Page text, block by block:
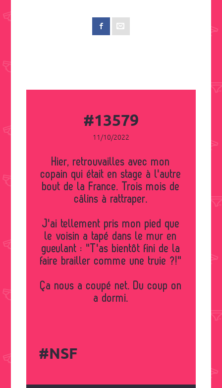
#13579
11/10/2022
Hier, retrouvailles avec mon
copain qui était en stage à l'autre
bout de la France. Trois mois de
câlins à rattraper.
J'ai tellement pris mon pied que
le voisin a tapé dans le mur en
gueulant : "T'as bientôt fini de la
faire brailler comme une truie ?!"
Ça nous a coupé net. Du coup on
a dormi.
#NSF